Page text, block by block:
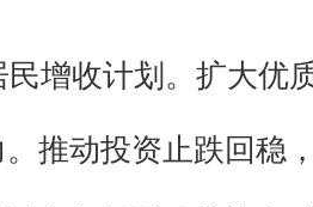
增收计划。扩大优
推动投资止跌回稳